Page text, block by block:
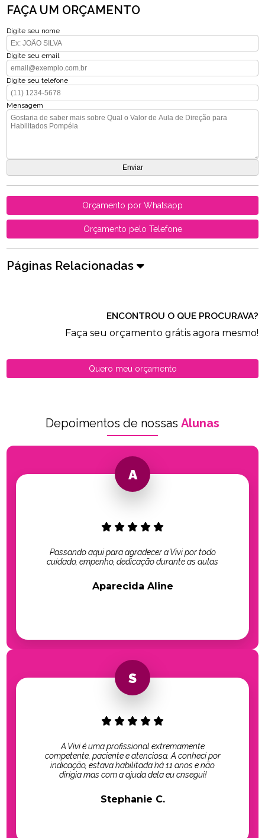
FAÇA UM ORÇAMENTO
Digite seu nome
Digite seu email
Digite seu telefone
Mensagem
Orçamento por Whatsapp
Orçamento pelo Telefone
Páginas Relacionadas
ENCONTROU O QUE PROCURAVA?
Faça seu orçamento grátis agora mesmo!
Quero meu orçamento
Depoimentos de nossas Alunas
Passando aqui para agradecer a Vivi por todo
cuidado, empenho, dedicação durante as aulas
Aparecida Aline
A Vivi é uma profissional extremamente
competente, paciente e atenciosa. A conheci por
indicação, estava habilitada há 11 anos e não
dirigia mas com a ajuda dela eu cnsegui!
Stephanie C.